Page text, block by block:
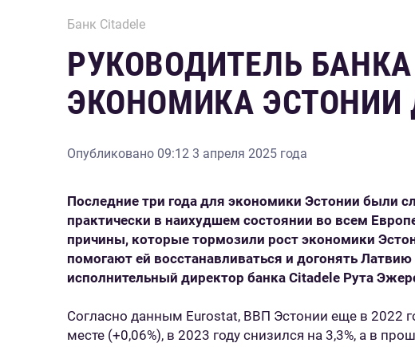
Банк Citadele
РУКОВОДИТЕЛЬ БАНКА
ЭКОНОМИКА ЭСТОНИИ
Опубликовано 09:12 3 апреля 2025 года
Последние три года для экономики Эстонии были
практически в наихудшем состоянии во всем
причины, которые тормозили рост экономики
помогают ей восстанавливаться и догонять
исполнительный директор банка Citadele Рута
Согласно данным Eurostat, ВВП Эстонии еще в 2022
месте (+0,06%), в 2023 году снизился на 3,3%, а в